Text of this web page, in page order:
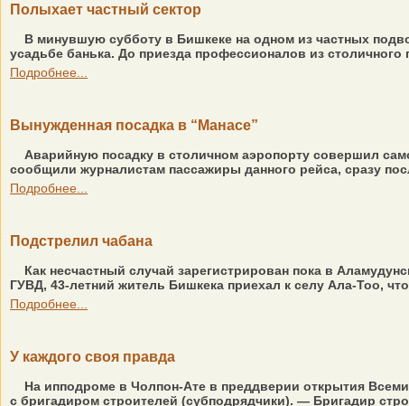
Полыхает частный сектор
В минувшую субботу в Бишкеке на одном из частных
усадьбе банька. До приезда профессионалов из
Подробнее...
Вынужденная посадка в “Манасе”
Аварийную посадку в столичном аэропорту совершил
сообщили журналистам пассажиры данного рейса, сразу
Подробнее...
Подстрелил чабана
Как несчастный случай зарегистрирован пока в
ГУВД, 43-летний житель Бишкека приехал к селу Ала-Тоо,
Подробнее...
У каждого своя правда
На ипподроме в Чолпон-Ате в преддверии открытия
с бригадиром строителей (субподрядчики). — Бригадир